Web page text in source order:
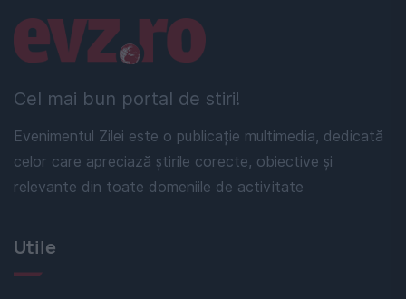
Cel mai bun portal de stiri!
Evenimentul Zilei este o publicație multimedia, dedicată
celor care apreciază știrile corecte, obiective și
relevante din toate domeniile de activitate
Linkuri utile
Utile